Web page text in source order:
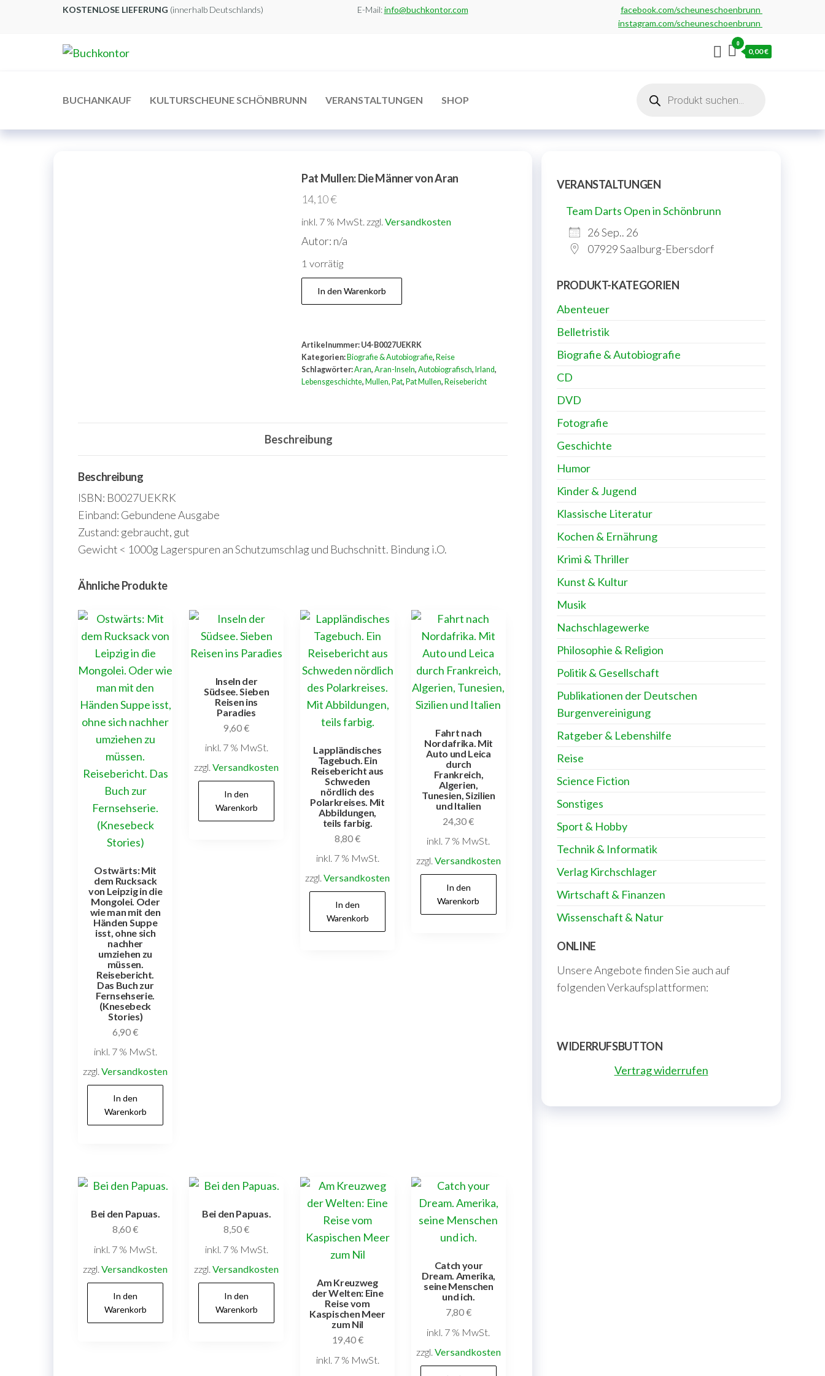
KOSTENLOSE LIEFERUNG (innerhalb Deutschlands) E-Mail:info@buchkontor.com
facebook.com/scheuneschoenbrunn
instagram.com/scheuneschoenbrunn
0
0,00 €
BUCHANKAUF KULTURSCHEUNE SCHÖNBRUNN VERANSTALTUNGEN SHOP
search
Pat Mullen: Die Männer von Aran
14,10€
inkl. 7 % MwSt. zzgl. Versandkosten
Autor: n/a
1 vorrätig
Pat
Mullen:
von
Aran
Menge
In den Warenkorb
Artikelnummer: U4-B0027UEKRK
Kategorien: Biografie & Autobiografie, Reise
Schlagwörter:Aran, Aran-Inseln, Autobiografisch, Irland,
Lebensgeschichte, Mullen, Pat, Pat Mullen, Reisebericht
Beschreibung
Beschreibung
ISBN: B0027UEKRK
Einband: Gebundene Ausgabe
Zustand: gebraucht, gut
Gewicht < 1000g Lagerspuren an Schutzumschlag und Buchschnitt. Bindung i.O.
Ähnliche Produkte
Ostwärts: Mit
dem Rucksack
von Leipzig in die
Mongolei. Oder
wie man mit den
Händen Suppe
isst, ohne sich
nachher
umziehen zu
müssen.
Reisebericht.
Das Buch zur
Fernsehserie.
(Knesebeck
Stories)
6,90€
inkl. 7 % MwSt.
zzgl.Versandkosten
In den
Warenkorb
Inseln der
Südsee. Sieben
Reisen ins
Paradies
9,60€
inkl. 7 % MwSt.
zzgl.Versandkosten
In den
Warenkorb
Lappländisches
Tagebuch. Ein
Reisebericht aus
Schweden
nördlich des
Polarkreises. Mit
Abbildungen,
teils farbig.
8,80€
inkl. 7 % MwSt.
zzgl.Versandkosten
In den
Warenkorb
Fahrt nach
Nordafrika. Mit
Auto und Leica
durch
Frankreich,
Algerien,
Tunesien, Sizilien
und Italien
24,30€
inkl. 7 % MwSt.
zzgl. Versandkosten
In den
Warenkorb
Bei den Papuas.
8,60€
inkl. 7 % MwSt.
zzgl.Versandkosten
In den
Warenkorb
Bei den Papuas.
8,50€
inkl. 7 % MwSt.
zzgl.Versandkosten
In den
Warenkorb
Am Kreuzweg
der Welten: Eine
Reise vom
Kaspischen Meer
zum Nil
19,40€
inkl. 7 % MwSt.
Catch your
Dream. Amerika,
seine Menschen
und ich.
7,80€
inkl. 7 % MwSt.
zzgl. Versandkosten
VERANSTALTUNGEN
Team Darts Open in Schönbrunn
26 Sep.. 26
07929 Saalburg-Ebersdorf
PRODUKT-KATEGORIEN
Abenteuer
Belletristik
Biografie & Autobiografie
CD
DVD
Fotografie
Geschichte
Humor
Kinder & Jugend
Klassische Literatur
Kochen & Ernährung
Krimi & Thriller
Kunst & Kultur
Musik
Nachschlagewerke
Philosophie & Religion
Politik & Gesellschaft
Publikationen der Deutschen
Burgenvereinigung
Ratgeber & Lebenshilfe
Reise
Science Fiction
Sonstiges
Sport & Hobby
Technik & Informatik
Verlag Kirchschlager
Wirtschaft & Finanzen
Wissenschaft & Natur
ONLINE
Unsere Angebote finden Sie auch auf
folgenden Verkaufsplattformen:
WIDERRUFSBUTTON
Vertrag widerrufen